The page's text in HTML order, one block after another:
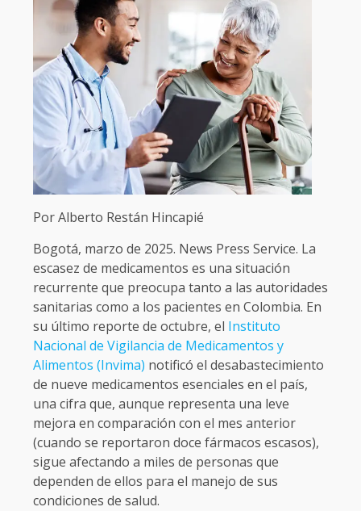
Por Alberto Restán Hincapié
Bogotá, marzo de 2025. News Press Service. La
escasez de medicamentos es una situación
recurrente que preocupa tanto a las autoridades
sanitarias como a los pacientes en Colombia. En
su último reporte de octubre, el Instituto
Nacional de Vigilancia de Medicamentos y
Alimentos (Invima) notificó el desabastecimiento
de nueve medicamentos esenciales en el país,
una cifra que, aunque representa una leve
mejora en comparación con el mes anterior
(cuando se reportaron doce fármacos escasos),
sigue afectando a miles de personas que
dependen de ellos para el manejo de sus
condiciones de salud.